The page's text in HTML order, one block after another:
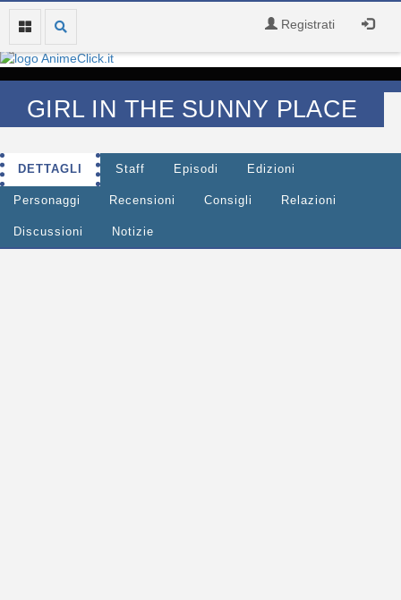
Registrati
GIRL IN THE SUNNY PLACE
DETTAGLI Staff Episodi Edizioni
Personaggi Recensioni Consigli Relazioni
Discussioni Notizie